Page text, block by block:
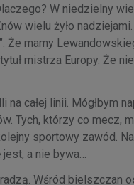
W niedzielny
wielu żyło
Że mamy
mistrza Europy. Że
całej linii. Mógłbym
Tych, którzy co mecz,
sportowy zawód.
a nie bywa…
Wśród bielszczan